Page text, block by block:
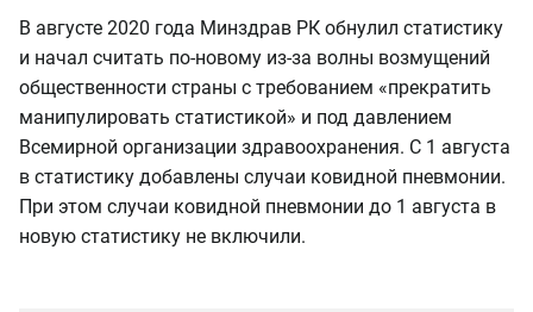
В августе 2020 года Минздрав РК обнулил статистику
и начал считать по-новому из-за волны возмущений
общественности страны с требованием «прекратить
манипулировать статистикой» и под давлением
Всемирной организации здравоохранения. С 1 августа
в статистику добавлены случаи ковидной пневмонии.
При этом случаи ковидной пневмонии до 1 августа в
новую статистику не включили.